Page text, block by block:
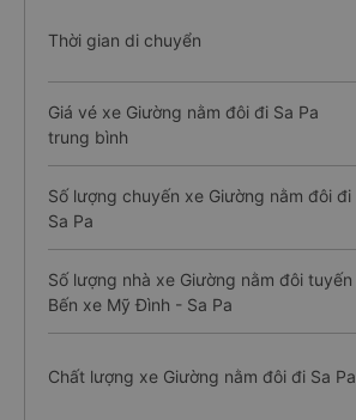
Thời gian di chuyển
Giá vé xe Giường nằm đôi đi Sa Pa
trung bình
Số lượng chuyến xe Giường nằm đôi đi
Sa Pa
Số lượng nhà xe Giường nằm đôi tuyến
Bến xe Mỹ Đình - Sa Pa
Chất lượng xe Giường nằm đôi đi Sa Pa